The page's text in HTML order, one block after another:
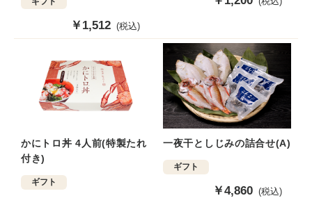
販
売
格
￥1,512 (税込)
格
かにトロ丼 4人前(特製たれ
付き)
ギフト
一夜干としじみの詰合せ(A)
ギフト
販
￥4,860 (税込)